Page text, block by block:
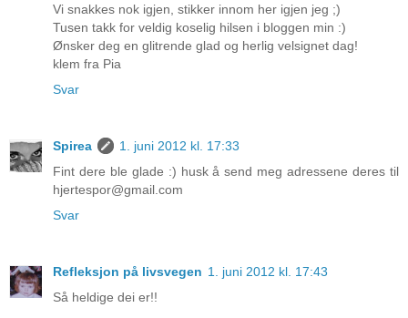
Vi snakkes nok igjen, stikker innom her igjen jeg ;)
Tusen takk for veldig koselig hilsen i bloggen min :)
Ønsker deg en glitrende glad og herlig velsignet dag!
klem fra Pia
Svar
Spirea
1. juni 2012 kl. 17:33
Fint dere ble glade :) husk å send meg adressene deres til
hjertespor@gmail.com
Svar
Refleksjon på livsvegen 1. juni 2012 kl. 17:43
Så heldige dei er!!